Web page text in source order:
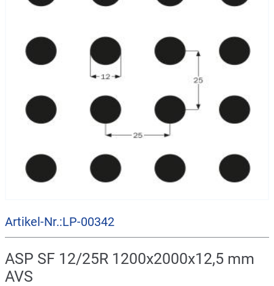
Artikel-Nr.:LP-00342
ASP SF 12/25R 1200x2000x12,5 mm
AVS